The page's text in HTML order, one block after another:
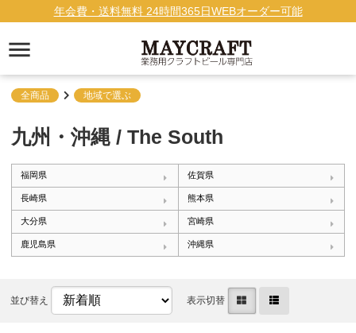
年会費・送料無料 24時間365日WEBオーダー可能
全商品 地域で選ぶ
九州・沖縄 / The South
福岡県 佐賀県
長崎県 熊本県
大分県 宮崎県
鹿児島県 沖縄県
並び替え 表示切替